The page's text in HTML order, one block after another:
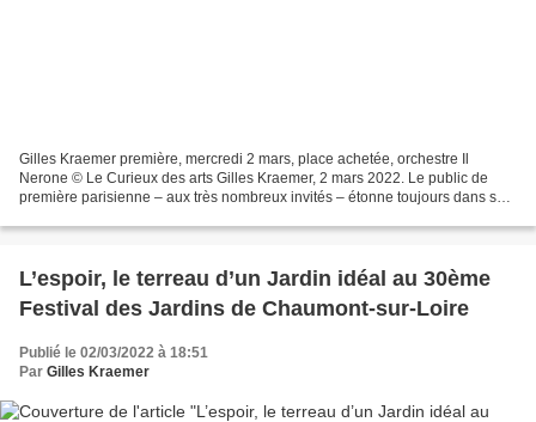
Gilles Kraemer première, mercredi 2 mars, place achetée, orchestre Il
Nerone © Le Curieux des arts Gilles Kraemer, 2 mars 2022. Le public de
première parisienne – aux très nombreux invités – étonne toujours dans sa
L’espoir, le terreau d’un Jardin idéal au 30ème
Festival des Jardins de Chaumont-sur-Loire
Publié le 02/03/2022 à 18:51
Par Gilles Kraemer